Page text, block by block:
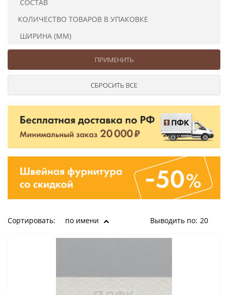
СОСТАВ
КОЛИЧЕСТВО ТОВАРОВ В УПАКОВКЕ
ШИРИНА (ММ)
Сортировать: по имени Выводить по: 20
Ушковые
Шторные
Цепочки шарики с замком
Ткани
Шнуры